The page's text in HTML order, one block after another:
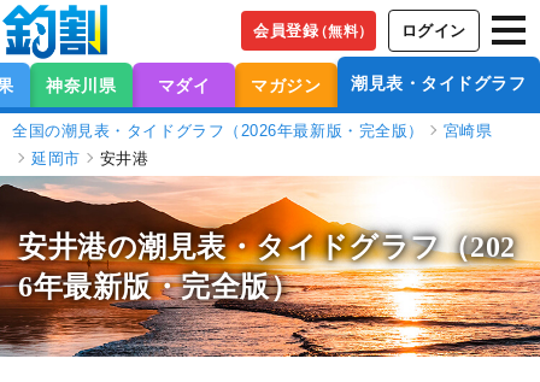
会員登録（無料） ログイン
神奈川県 マダイ マガジン 潮見表・タイドグラフ
全国の潮見表・タイドグラフ（2026年最新版・完全版）
宮崎県
延岡市
安井港
安井港の潮見表・タイドグラフ（202
6年最新版・完全版）